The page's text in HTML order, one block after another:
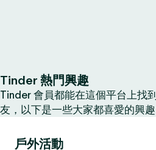
Tinder 熱門興趣
Tinder 會員都能在這個平台上找
友，以下是一些大家都喜愛的興趣
戶外活動